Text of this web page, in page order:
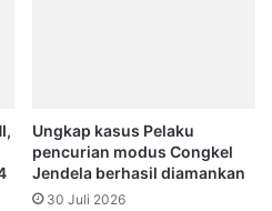
Ungkap kasus Pelaku
pencurian modus Congkel
Jendela berhasil diamankan
30 Juli 2026